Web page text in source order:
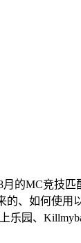
的MC竞
如何使用
乐园、